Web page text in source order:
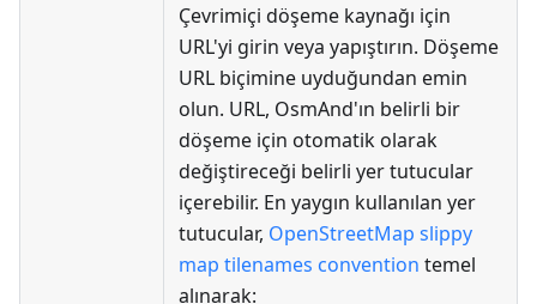
Çevrimiçi döşeme kaynağı için
URL'yi girin veya yapıştırın. Döşeme
URL biçimine uyduğundan emin
olun. URL, OsmAnd'ın belirli bir
döşeme için otomatik olarak
değiştireceği belirli yer tutucular
içerebilir. En yaygın kullanılan yer
tutucular, OpenStreetMap slippy
map tilenames convention temel
alınarak: